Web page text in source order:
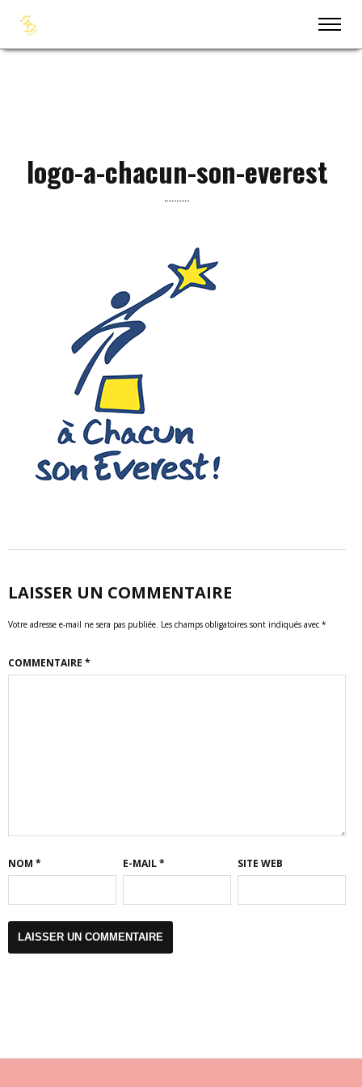
logo-a-chacun-son-everest
LAISSER UN COMMENTAIRE
Votre adresse e-mail ne sera pas publiée. Les champs obligatoires sont indiqués avec *
COMMENTAIRE *
NOM * E-MAIL* SITE WEB